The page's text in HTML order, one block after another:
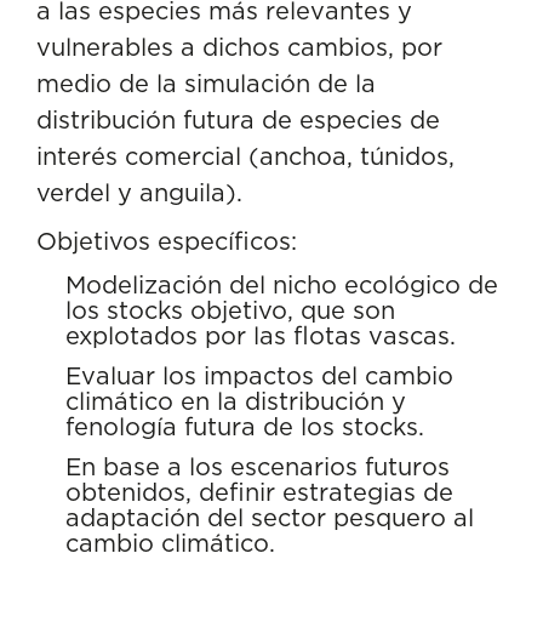
a las especies más relevantes y
vulnerables a dichos cambios, por
medio de la simulación de la
distribución futura de especies de
interés comercial (anchoa, túnidos,
verdel y anguila).
Objetivos específicos:
Modelización del nicho ecológico de
los stocks objetivo, que son
explotados por las flotas vascas.
Evaluar los impactos del cambio
climático en la distribución y
fenología futura de los stocks.
En base a los escenarios futuros
obtenidos, definir estrategias de
adaptación del sector pesquero al
cambio climático.